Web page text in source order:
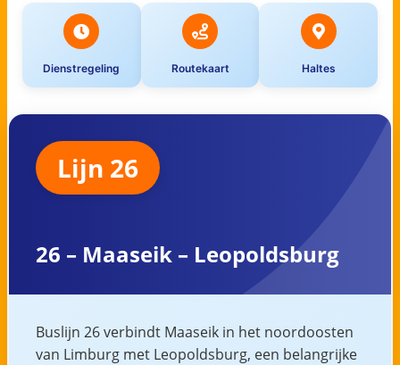
Dienstregeling Routekaart Haltes
Lijn 26
26 – Maaseik – Leopoldsburg
Buslijn 26 verbindt Maaseik in het noordoosten
van Limburg met Leopoldsburg, een belangrijke